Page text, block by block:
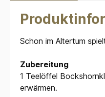
Schon im Altertum
Zubereitung
1 Teelöffel
erwärmen.